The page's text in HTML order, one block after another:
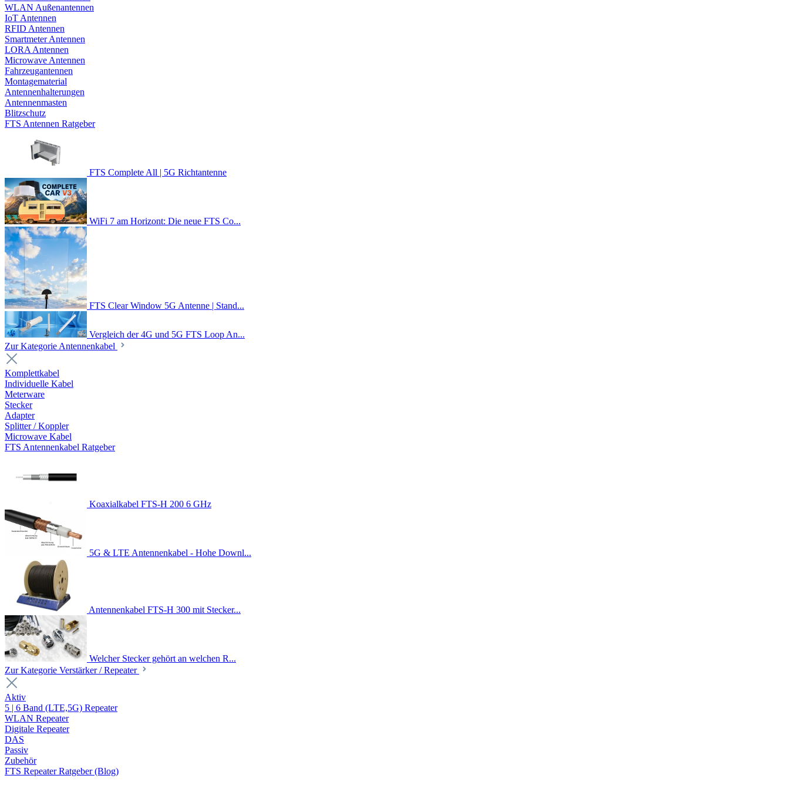
WLAN Außenantennen
IoT Antennen
RFID Antennen
Smartmeter Antennen
LORA Antennen
Microwave Antennen
Fahrzeugantennen
Montagematerial
Antennenhalterungen
Antennenmasten
Blitzschutz
FTS Antennen Ratgeber
FTS Complete All | 5G Richtantenne
WiFi 7 am Horizont: Die neue FTS Co...
FTS Clear Window 5G Antenne | Stand...
Vergleich der 4G und 5G FTS Loop An...
Zur Kategorie Antennenkabel
Komplettkabel
Individuelle Kabel
Meterware
Stecker
Adapter
Splitter / Koppler
Microwave Kabel
FTS Antennenkabel Ratgeber
Koaxialkabel FTS-H 200 6 GHz
5G & LTE Antennenkabel - Hohe Downl...
Antennenkabel FTS-H 300 mit Stecker...
Welcher Stecker gehört an welchen R...
Zur Kategorie Verstärker / Repeater
Aktiv
5 | 6 Band (LTE,5G) Repeater
WLAN Repeater
Digitale Repeater
DAS
Passiv
Zubehör
FTS Repeater Ratgeber (Blog)